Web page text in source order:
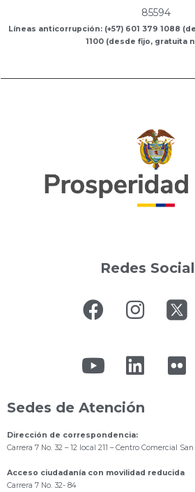
85594
Líneas anticorrupción: (+57) 601 379 1088
1100 (desde fijo, gratuita
Redes
Sedes de Atención
Dirección de correspondencia:
Carrera 7 No. 32 – 12 local 211 – Centro Comercial San
Acceso ciudadanía con movilidad reducida
Carrera 7 No. 32- 84